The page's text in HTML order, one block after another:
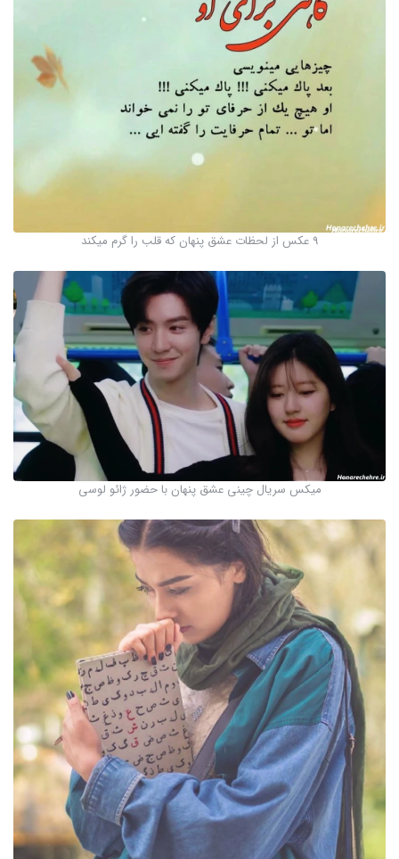
9 عکس از لحظات عشق پنهان که قلب را گرم میکند
میکس سریال چینی عشق پنهان با حضور ژائو لوسی